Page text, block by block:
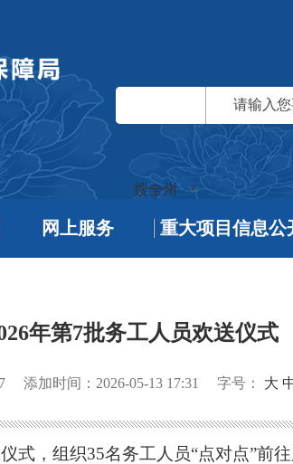
搜全州
网上服务 重大项目信息公
年第7批务工人员欢送仪式
添加时间：2026-05-13 17:31 字号： 大
式，组织35名务工人员“点对点”前